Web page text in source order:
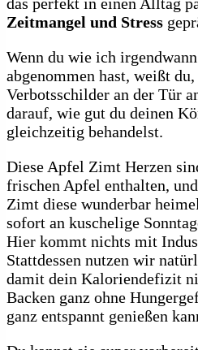
Zeitmangel und Stress
Wenn du wie ich
abgenommen hast, weißt
Verbotsschilder an der Tür
darauf, wie gut du deinen
gleichzeitig behandelst.
Diese Apfel Zimt Herzen
frischen Apfel enthalten,
Zimt diese wunderbar
sofort an kuschelige
Hier kommt nichts mit
Stattdessen nutzen wir
damit dein Kaloriendefizit
Backen ganz ohne
ganz entspannt genießen